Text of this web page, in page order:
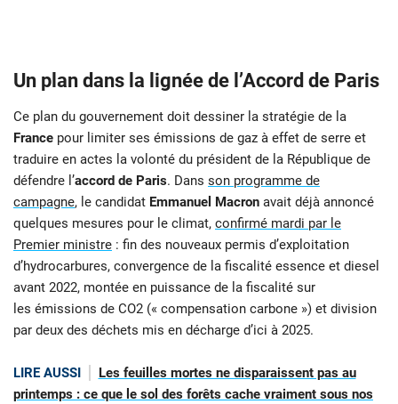
Un plan dans la lignée de l’Accord de Paris
Ce plan du gouvernement doit dessiner la stratégie de la
France pour limiter ses émissions de gaz à effet de serre et
traduire en actes la volonté du président de la République de
défendre l’accord de Paris. Dans son programme de
campagne, le candidat Emmanuel Macron avait déjà annoncé
quelques mesures pour le climat, confirmé mardi par le
Premier ministre : fin des nouveaux permis d’exploitation
d’hydrocarbures, convergence de la fiscalité essence et diesel
avant 2022, montée en puissance de la fiscalité sur
les émissions de CO2 (« compensation carbone ») et division
par deux des déchets mis en décharge d’ici à 2025.
LIRE AUSSI
Les feuilles mortes ne disparaissent pas au
printemps : ce que le sol des forêts cache vraiment sous nos